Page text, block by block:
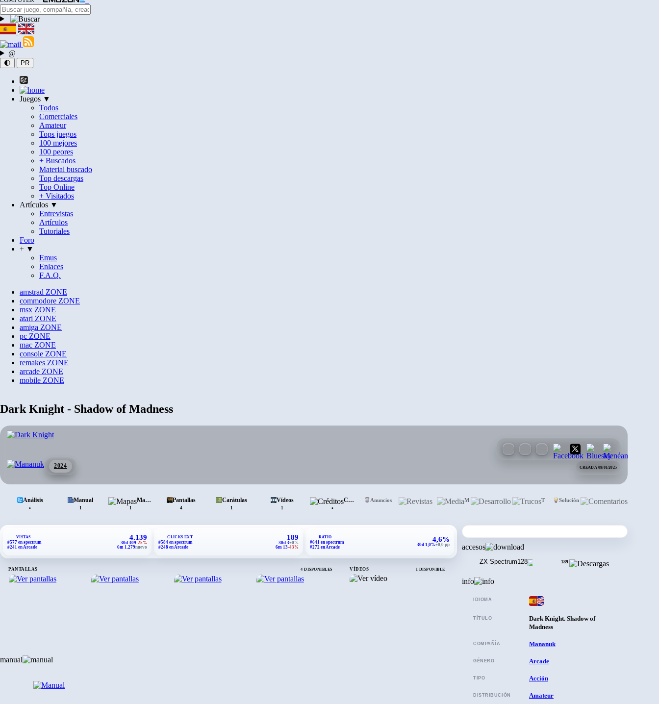
@
🌓 PR
Juegos ▼
Todos
Comerciales
Amateur
Tops juegos
100 mejores
100 peores
+ Buscados
Material buscado
Top descargas
Top Online
+ Visitados
Artículos ▼
Entrevistas
Artículos
Tutoriales
Foro
+ ▼
Emus
Enlaces
F.A.Q.
amstrad ZONE
commodore ZONE
msx ZONE
atari ZONE
amiga ZONE
pc ZONE
mac ZONE
console ZONE
remakes ZONE
arcade ZONE
mobile ZONE
Dark Knight - Shadow of Madness
2024 CREADA 08/01/2025
Análisis
•
Manual
1
Mapas
1
Pantallas
4
Carátulas
1
Vídeos
1
Créditos
•
Anuncios Revistas Media Desarrollo Trucos Solución
accesos
ZX Spectrum128 189
info
IDIOMA
TÍTULO
Dark Knight. Shadow of
Madness
COMPAÑÍA Mananuk
GÉNERO Arcade
TIPO Acción
DISTRIBUCIÓN Amateur
VISTAS
#577 en spectrum
#241 en Arcade
4.139
30d 309-25%
6m 1.279nuevo
CLICKS EXT
#584 en spectrum
#248 en Arcade
189
30d 3±0%
6m 13-43%
RATIO
#641 en spectrum
#272 en Arcade
4,6%
30d 1,0%±0,0 pp
PANTALLAS 4 DISPONIBLES VÍDEOS 1 DISPONIBLE
manual